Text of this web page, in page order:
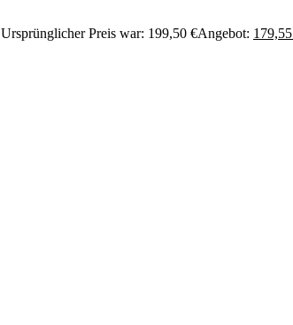
Ursprünglicher Preis war: 199,50 €Angebot: 179,55